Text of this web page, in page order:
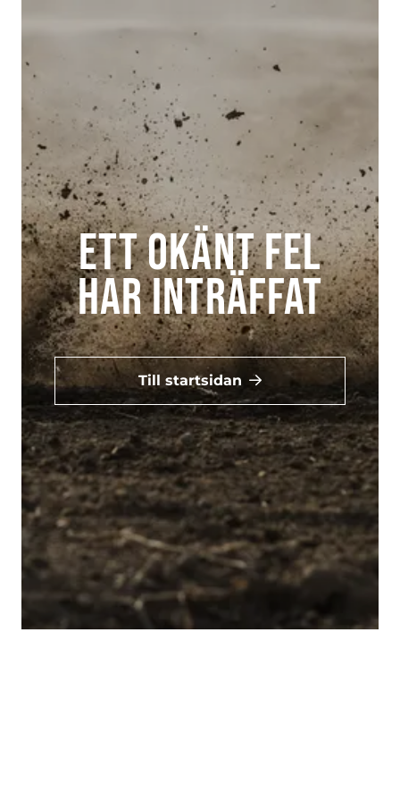
Ett okänt fel
har inträffat
Till startsidan